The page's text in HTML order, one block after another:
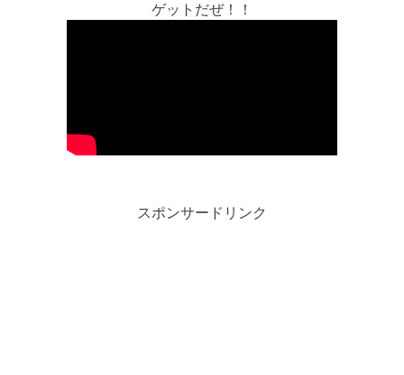
ゲットだぜ！！
スポンサードリンク